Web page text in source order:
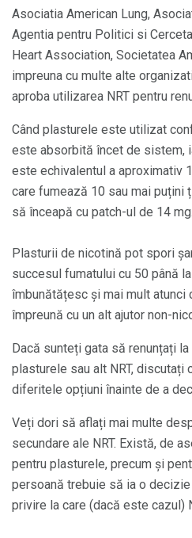
Asociatia American Lung,
Agentia pentru Politici si
Heart Association, Societatea
impreuna cu multe alte
aproba utilizarea NRT pentru
Când plasturele este utilizat
este absorbită încet de sistem,
este echivalentul a aproximativ
care fumează 10 sau mai puțini
să înceapă cu patch-ul de 14 mg.
Plasturii de nicotină pot spori
succesul fumatului cu 50 până
îmbunătățesc și mai mult atunci
împreună cu un alt ajutor non-
Dacă sunteți gata să renunțați
plasturele sau alt NRT, discutați
diferitele opțiuni înainte de a
Veți dori să aflați mai multe
secundare ale NRT. Există, de
pentru plasturele, precum și
persoană trebuie să ia o
privire la care (dacă este cazul)